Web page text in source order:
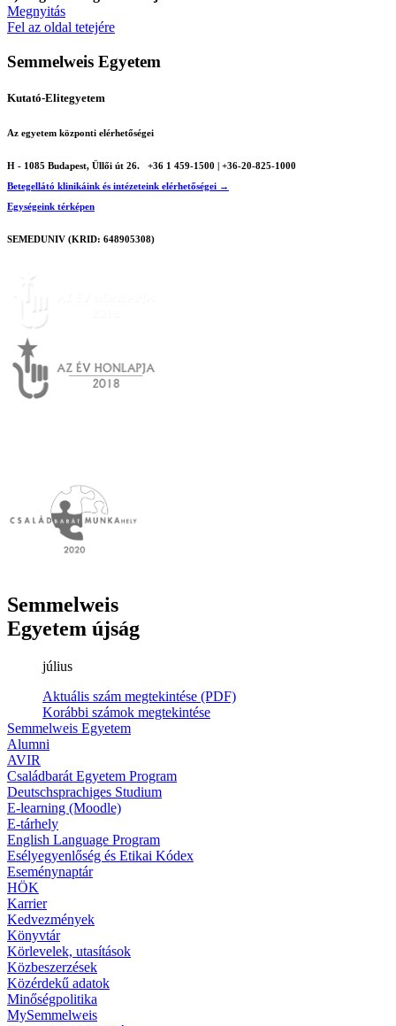
Megnyitás
Fel az oldal tetejére
Semmelweis Egyetem
Kutató-Elitegyetem
Az egyetem központi elérhetőségei
H - 1085 Budapest, Üllői út 26.
+36 1 459-1500 | +36-20-825-1000
Betegellátó klinikáink és intézeteink elérhetőségei →
Egységeink térképen
SEMEDUNIV (KRID: 648905308)
Semmelweis
Egyetem újság
július
Aktuális szám megtekintése (PDF)
Korábbi számok megtekintése
Semmelweis Egyetem
Alumni
AVIR
Családbarát Egyetem Program
Deutschsprachiges Studium
E-learning (Moodle)
E-tárhely
English Language Program
Esélyegyenlőség és Etikai Kódex
Eseménynaptár
HÖK
Karrier
Kedvezmények
Könyvtár
Körlevelek, utasítások
Közbeszerzések
Közérdekű adatok
Minőségpolitika
MySemmelweis